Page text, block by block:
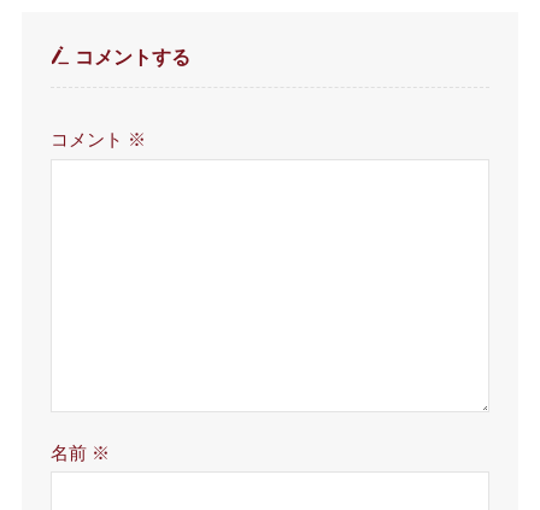
コメントする
コメント ※
名前 ※